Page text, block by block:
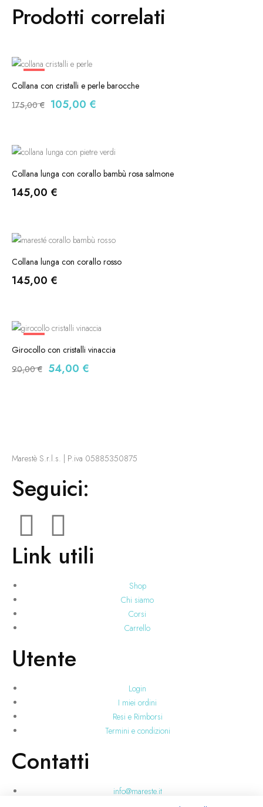
Prodotti correlati
-40%
Collana con cristalli e perle barocche
175,00€ 105,00 €
Collana lunga con corallo bambù rosa salmone
145,00 €
Collana lunga con corallo rosso
145,00 €
-40%
Girocollo con cristalli vinaccia
90,00€ 54,00 €
Marestè S.r.l.s. | P.iva 05885350875
Seguici:
Link utili
Shop
Chi siamo
Corsi
Carrello
Utente
Login
I miei ordini
Resi e Rimborsi
Termini e condizioni
Contatti
info@mareste.it